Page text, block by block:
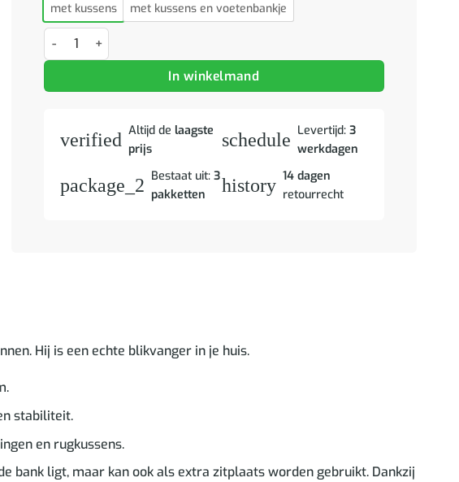
met kussens
met kussens en voetenbankje
3-delige Loungeset met kussens stof taupe aantal
In winkelmand
verified Altijd de laagste
prijs
schedule Levertijd:3
werkdagen
package_2 Bestaat uit: 3
pakketten
history 14 dagen
retourrecht
Hij is een echte blikvanger in je huis.
stabiliteit.
en rugkussens.
bank ligt, maar kan ook als extra zitplaats worden gebruikt. Dankzij